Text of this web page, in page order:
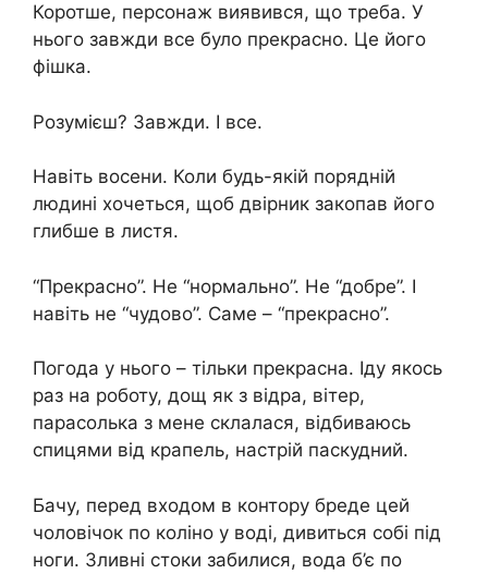
Коротше, персонаж виявився, що треба. У
нього завжди все було прекрасно. Це його
фішка.
Розумієш? Завжди. І все.
Навіть восени. Коли будь-якій порядній
людині хочеться, щоб двірник закопав його
глибше в листя.
“Прекрасно”. Не “нормально”. Не “добре”. І
навіть не “чудово”. Саме – “прекрасно”.
Погода у нього – тільки прекрасна. Іду якось
раз на роботу, дощ як з відра, вітер,
парасолька з мене склалася, відбиваюсь
спицями від крапель, настрій паскудний.
Бачу, перед входом в контору бреде цей
чоловічок по коліно у воді, дивиться собі під
ноги. Зливні стоки забилися, вода б’є по